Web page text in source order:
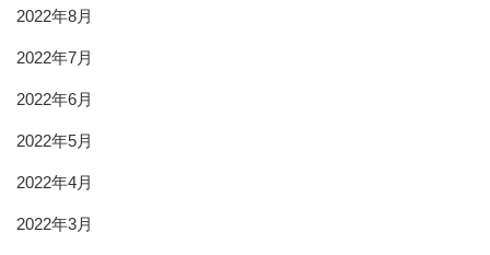
2022年8月
2022年7月
2022年6月
2022年5月
2022年4月
2022年3月